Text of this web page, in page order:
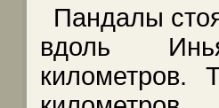
Пандалы
вдоль
километров.